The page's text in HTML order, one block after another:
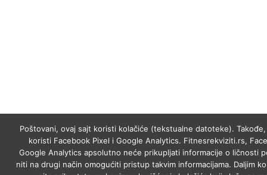
Poštovani, ovaj sajt koristi kolačiće (tekstualne datoteke).
koristi Facebook Pixel i Google Analytics. Fitnesrekviziti.rs,
Google Analytics apsolutno neće prikupljati informacije o ličnosti
niti na drugi način omogućiti pristup takvim informacijama. Daljim